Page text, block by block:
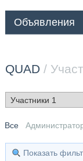
Объявления
QUAD /
Все
Показать